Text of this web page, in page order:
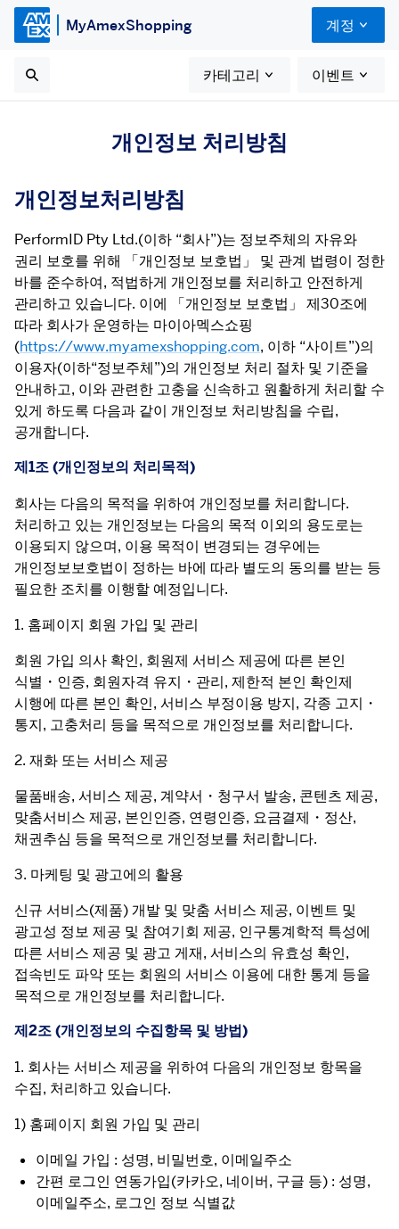
MyAmexShopping 계정
카테고리 이벤트
개인정보 처리방침
개인정보처리방침
PerformID Pty Ltd.(이하 “회사”)는 정보주체의 자유와
권리 보호를 위해 「개인정보 보호법」 및 관계 법령이 정한
바를 준수하여, 적법하게 개인정보를 처리하고 안전하게
관리하고 있습니다. 이에 「개인정보 보호법」 제30조에
따라 회사가 운영하는 마이아멕스쇼핑
(https://www.myamexshopping.com, 이하 “사이트”)의
이용자(이하“정보주체”)의 개인정보 처리 절차 및 기준을
안내하고, 이와 관련한 고충을 신속하고 원활하게 처리할 수
있게 하도록 다음과 같이 개인정보 처리방침을 수립,
공개합니다.
제1조 (개인정보의 처리목적)
회사는 다음의 목적을 위하여 개인정보를 처리합니다.
처리하고 있는 개인정보는 다음의 목적 이외의 용도로는
이용되지 않으며, 이용 목적이 변경되는 경우에는
개인정보보호법이 정하는 바에 따라 별도의 동의를 받는 등
필요한 조치를 이행할 예정입니다.
1. 홈페이지 회원 가입 및 관리
회원 가입 의사 확인, 회원제 서비스 제공에 따른 본인
식별・인증, 회원자격 유지・관리, 제한적 본인 확인제
시행에 따른 본인 확인, 서비스 부정이용 방지, 각종 고지・
통지, 고충처리 등을 목적으로 개인정보를 처리합니다.
2. 재화 또는 서비스 제공
물품배송, 서비스 제공, 계약서・청구서 발송, 콘텐츠 제공,
맞춤서비스 제공, 본인인증, 연령인증, 요금결제・정산,
채권추심 등을 목적으로 개인정보를 처리합니다.
3. 마케팅 및 광고에의 활용
신규 서비스(제품) 개발 및 맞춤 서비스 제공, 이벤트 및
광고성 정보 제공 및 참여기회 제공, 인구통계학적 특성에
따른 서비스 제공 및 광고 게재, 서비스의 유효성 확인,
접속빈도 파악 또는 회원의 서비스 이용에 대한 통계 등을
목적으로 개인정보를 처리합니다.
제2조 (개인정보의 수집항목 및 방법)
1. 회사는 서비스 제공을 위하여 다음의 개인정보 항목을
수집, 처리하고 있습니다.
1) 홈페이지 회원 가입 및 관리
이메일 가입 : 성명, 비밀번호, 이메일주소
간편 로그인 연동가입(카카오, 네이버, 구글 등) : 성명,
이메일주소, 로그인 정보 식별값